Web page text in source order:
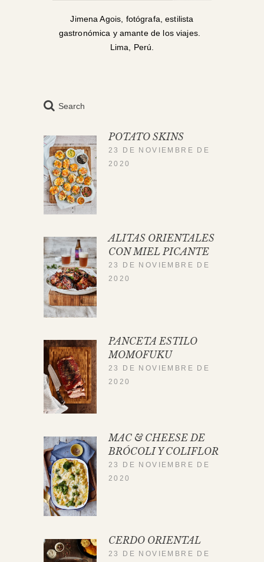
Jimena Agois, fotógrafa, estilista
gastronómica y amante de los viajes.
Lima, Perú.
Search
POTATO SKINS
23 DE NOVIEMBRE DE
2020
ALITAS ORIENTALES
CON MIEL PICANTE
23 DE NOVIEMBRE DE
2020
PANCETA ESTILO
MOMOFUKU
23 DE NOVIEMBRE DE
2020
MAC & CHEESE DE
BRÓCOLI Y COLIFLOR
23 DE NOVIEMBRE DE
2020
CERDO ORIENTAL
23 DE NOVIEMBRE DE